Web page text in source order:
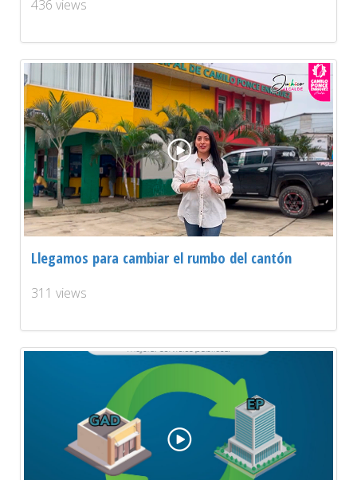
436 views
Llegamos para cambiar el rumbo del cantón
311 views